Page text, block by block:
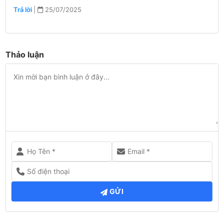
Trả lời | 25/07/2025
Thảo luận
GỬI